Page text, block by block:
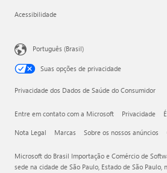
Acessibilidade
Português (Brasil)
Suas opções de privacidade
Privacidade dos Dados de Saúde do Consumidor
Entre em contato com a Microsoft Privacidade
Nota Legal Marcas Sobre os nossos anúncios
Microsoft do Brasil Importação e Comércio de
sede na cidade de São Paulo, Estado de São Paulo,